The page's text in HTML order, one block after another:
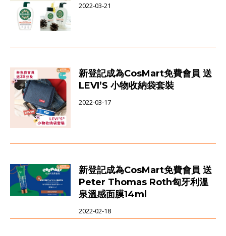
2022-03-21
新登記成為CosMart免費會員 送
LEVI’S 小物收納袋套裝
2022-03-17
新登記成為CosMart免費會員 送
Peter Thomas Roth匈牙利溫
泉溫感面膜14ml
2022-02-18